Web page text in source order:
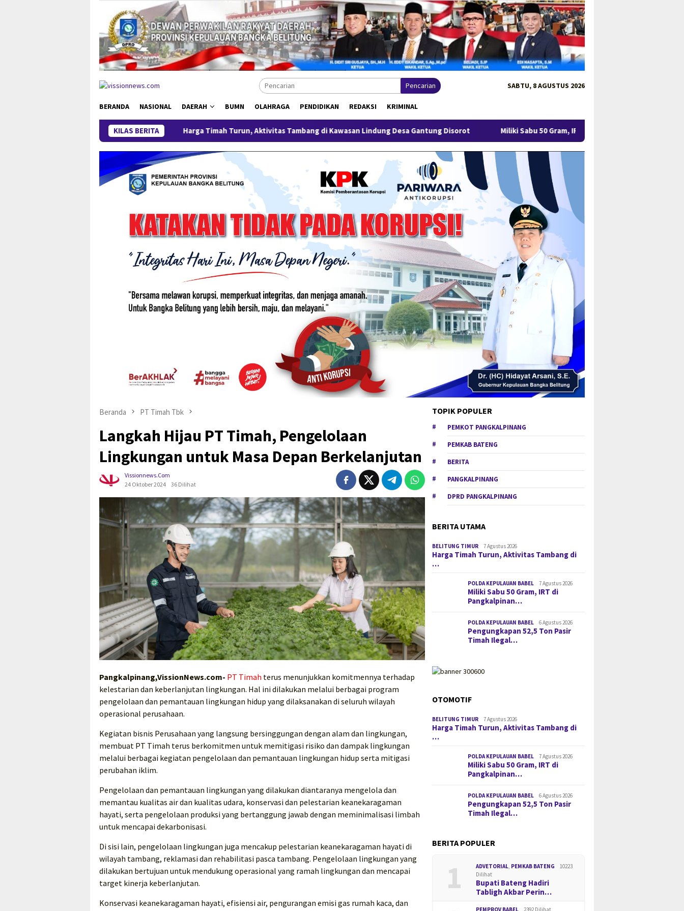
konten
Pencarian SABTU, 8 AGUSTUS 2026
BERANDA NASIONAL DAERAH BUMN OLAHRAGA PENDIDIKAN REDAKSI KRIMINAL
KILAS BERITA
Harga Timah Turun, Aktivitas Tambang di Kawasan Lindung Desa Gantung Disorot Miliki Sabu 50 Gram, IRT di Pangkalpinang Ditangkap Ditresnarkoba
Beranda PT Timah Tbk
Langkah Hijau PT Timah, Pengelolaan
Lingkungan untuk Masa Depan Berkelanjutan
Vissionnews.com
24 Oktober 2024
36 Dilihat
Pangkalpinang,VissionNews.com- PT Timah terus menunjukkan komitmennya terhadap
kelestarian dan keberlanjutan lingkungan. Hal ini dilakukan melalui berbagai program
pengelolaan dan pemantauan lingkungan hidup yang dilaksanakan di seluruh wilayah
operasional perusahaan.
Kegiatan bisnis Perusahaan yang langsung bersinggungan dengan alam dan lingkungan,
membuat PT Timah terus berkomitmen untuk memitigasi risiko dan dampak lingkungan
melalui berbagai kegiatan pengelolaan dan pemantauan lingkungan hidup serta mitigasi
perubahan iklim.
Pengelolaan dan pemantauan lingkungan yang dilakukan diantaranya mengelola dan
memantau kualitas air dan kualitas udara, konservasi dan pelestarian keanekaragaman
hayati, serta pengelolaan produksi yang bertanggung jawab dengan meminimalisasi limbah
untuk mencapai dekarbonisasi.
Di sisi lain, pengelolaan lingkungan juga mencakup pelestarian keanekaragaman hayati di
wilayah tambang, reklamasi dan rehabilitasi pasca tambang. Pengelolaan lingkungan yang
dilakukan bertujuan untuk mendukung operasional yang ramah lingkungan dan mencapai
target kinerja keberlanjutan.
Konservasi keanekaragaman hayati, efisiensi air, pengurangan emisi gas rumah kaca, dan
TOPIK POPULER
PEMKOT PANGKALPINANG
PEMKAB BATENG
BERITA
PANGKALPINANG
DPRD PANGKALPINANG
BERITA UTAMA
BELITUNG TIMUR 7 Agustus 2026
Harga Timah Turun, Aktivitas Tambang di
…
POLDA KEPULAUAN BABEL 7 Agustus 2026
Miliki Sabu 50 Gram, IRT di
Pangkalpinan…
POLDA KEPULAUAN BABEL 6 Agustus 2026
Pengungkapan 52,5 Ton Pasir
Timah Ilegal…
OTOMOTIF
BELITUNG TIMUR 7 Agustus 2026
Harga Timah Turun, Aktivitas Tambang di
…
POLDA KEPULAUAN BABEL 7 Agustus 2026
Miliki Sabu 50 Gram, IRT di
Pangkalpinan…
POLDA KEPULAUAN BABEL 6 Agustus 2026
Pengungkapan 52,5 Ton Pasir
Timah Ilegal…
BERITA POPULER
1 ADVETORIAL, PEMKAB BATENG
10223
Dilihat
Bupati Bateng Hadiri
Tabligh Akbar Perin…
PEMPROV BABEL 2392 Dilihat